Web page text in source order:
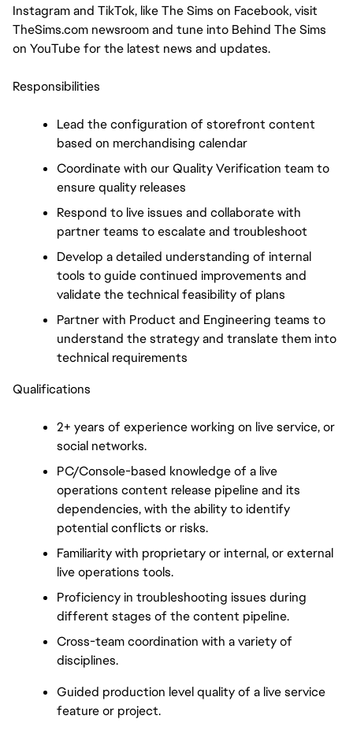
Instagram and TikTok, like The Sims on Facebook, visit
TheSims.com newsroom and tune into Behind The Sims
on YouTube for the latest news and updates.
Responsibilities
Lead the configuration of storefront content
based on merchandising calendar
Coordinate with our Quality Verification team to
ensure quality releases
Respond to live issues and collaborate with
partner teams to escalate and troubleshoot
Develop a detailed understanding of internal
tools to guide continued improvements and
validate the technical feasibility of plans
Partner with Product and Engineering teams to
understand the strategy and translate them into
technical requirements
Qualifications
2+ years of experience working on live service, or
social networks.
PC/Console-based knowledge of a live
operations content release pipeline and its
dependencies, with the ability to identify
potential conflicts or risks.
Familiarity with proprietary or internal, or external
live operations tools.
Proficiency in troubleshooting issues during
different stages of the content pipeline.
Cross-team coordination with a variety of
disciplines.
Guided production level quality of a live service
feature or project.